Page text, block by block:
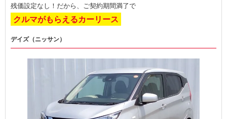
残価設定なし！だから、ご契約期間満了で
クルマがもらえるカーリース
デイズ（ニッサン）